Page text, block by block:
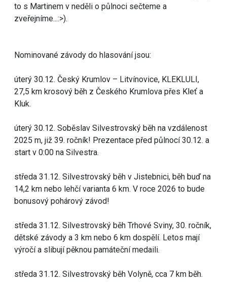
to s Martinem v neděli o půlnoci sečteme a
zveřejníme...:>).
Nominované závody do hlasování jsou:
úterý 30.12. Český Krumlov – Litvínovice, KLEKLULI,
27,5 km krosový běh z Českého Krumlova přes Kleť a
Kluk.
úterý 30.12. Soběslav Silvestrovský běh na vzdálenost
2025 m, již 39. ročník! Prezentace před půlnocí 30.12. a
start v 0:00 na Silvestra.
středa 31.12. Silvestrovský běh v Jistebnici, běh buď na
14,2 km nebo lehčí varianta 6 km. V roce 2026 to bude
bonusový pohárový závod!
středa 31.12. Silvestrovský běh Trhové Sviny, 30. ročník,
dětské závody a 3 km nebo 6 km dospělí. Letos mají
výročí a slibují pěknou památeční medaili.
středa 31.12. Silvestrovský běh Volyně, cca 7 km běh.